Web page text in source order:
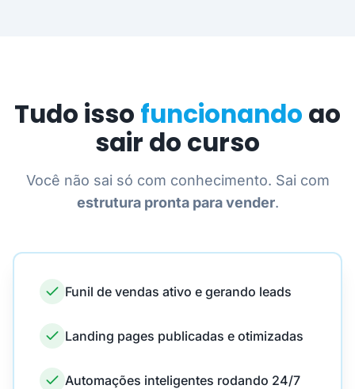
Tudo isso funcionando ao
sair do curso
Você não sai só com conhecimento. Sai com
estrutura pronta para vender.
Funil de vendas ativo e gerando leads
Landing pages publicadas e otimizadas
Automações inteligentes rodando 24/7